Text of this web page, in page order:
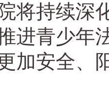
将持续深
进青少年
加安全、